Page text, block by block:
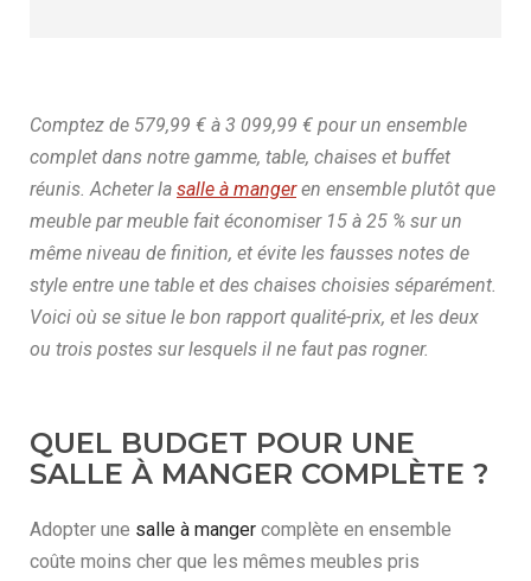
Comptez de 579,99 € à 3 099,99 € pour un ensemble
complet dans notre gamme, table, chaises et buffet
réunis. Acheter la salle à mangeren ensemble plutôt que
meuble par meuble fait économiser 15 à 25 % sur un
même niveau de finition, et évite les fausses notes de
style entre une table et des chaises choisies séparément.
Voici où se situe le bon rapport qualité-prix, et les deux
ou trois postes sur lesquels il ne faut pas rogner.
QUEL BUDGET POUR UNE
SALLE À MANGER COMPLÈTE ?
Adopter une salle à manger complète en ensemble
coûte moins cher que les mêmes meubles pris